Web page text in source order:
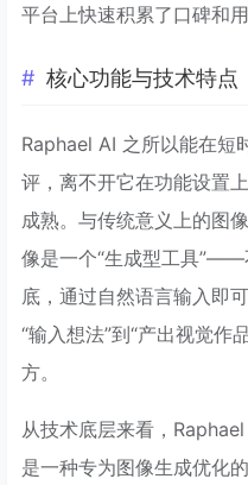
平台上快速积累了口碑和用
核心功能与技术特点
Raphael AI 之所以能在短
评，离不开它在功能设置
成熟。与传统意义上的图
像是一个“生成型工具”——
底，通过自然语言输入即
“输入想法”到“产出视觉作
方。
从技术底层来看，
是一种专为图像生成优化